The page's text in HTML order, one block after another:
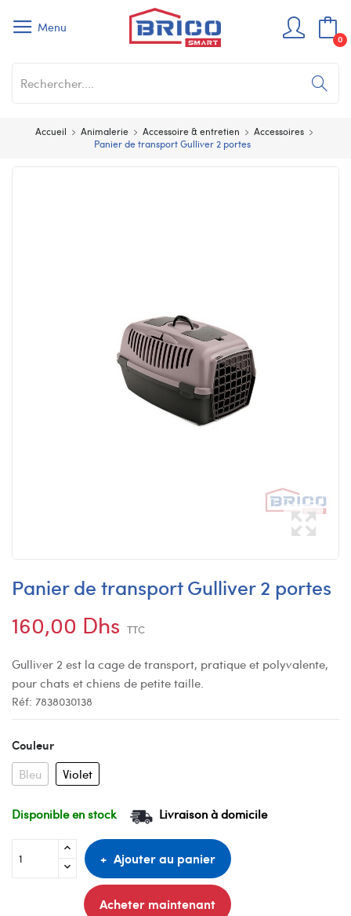
Menu
0
Accueil Animalerie Accessoire & entretien
Accessoires
Panier de transport Gulliver 2 portes
Panier de transport Gulliver 2 portes
160,00 Dhs TTC
Gulliver 2 est la cage de transport, pratique et polyvalente,
pour chats et chiens de petite taille.
Réf: 7838030138
Couleur
Bleu Violet
Disponible en stock Livraison à domicile
Ajouter au panier
Acheter maintenant